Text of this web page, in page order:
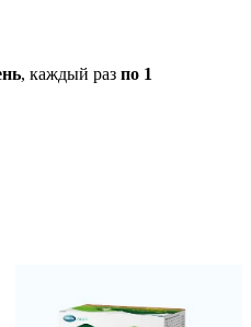
, каждый раз по 1